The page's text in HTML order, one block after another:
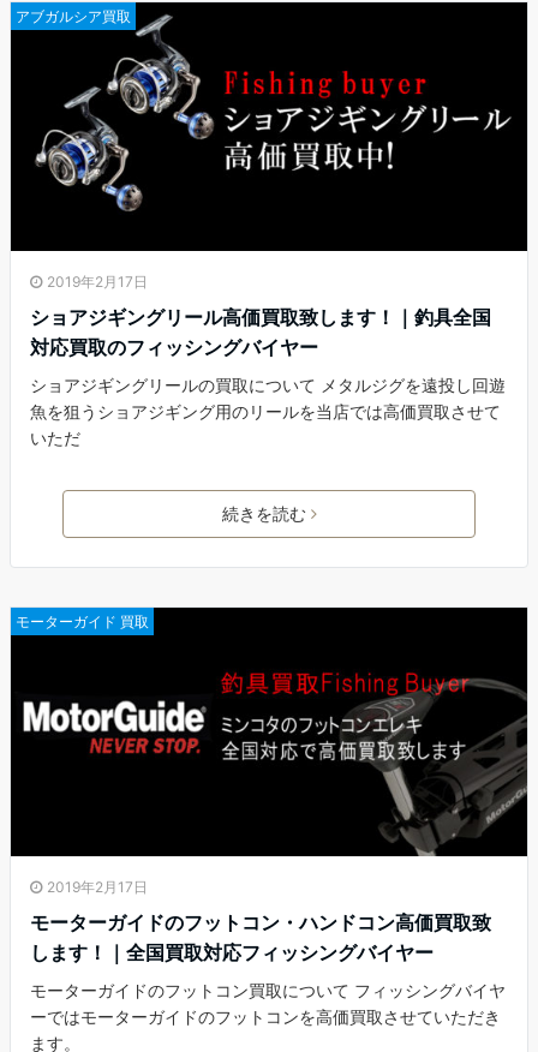
アブガルシア買取
2019年2月17日
ショアジギングリール高価買取致します！｜釣具全国
対応買取のフィッシングバイヤー
ショアジギングリールの買取について メタルジグを遠投し回遊
魚を狙うショアジギング用のリールを当店では高価買取させて
いただ
続きを読む
モーターガイド 買取
2019年2月17日
モーターガイドのフットコン・ハンドコン高価買取致
します！｜全国買取対応フィッシングバイヤー
モーターガイドのフットコン買取について フィッシングバイヤ
ーではモーターガイドのフットコンを高価買取させていただき
ます。